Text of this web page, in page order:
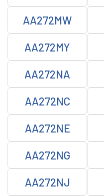
AA272MW
AA272MY
AA272NA
AA272NC
AA272NE
AA272NG
AA272NJ